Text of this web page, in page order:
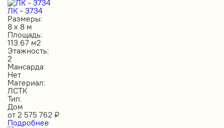
ЛК - 3734
Размеры:
8 х 8 м
Площадь:
113.67 м2
Этажность:
2
Мансарда:
Нет
Материал:
ЛСТК
Тип:
Дом
от 2 575 762 ₽
Подробнее